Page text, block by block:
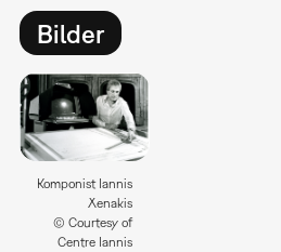
Bilder
Komponist Iannis
Xenakis
© Courtesy of
Centre Iannis